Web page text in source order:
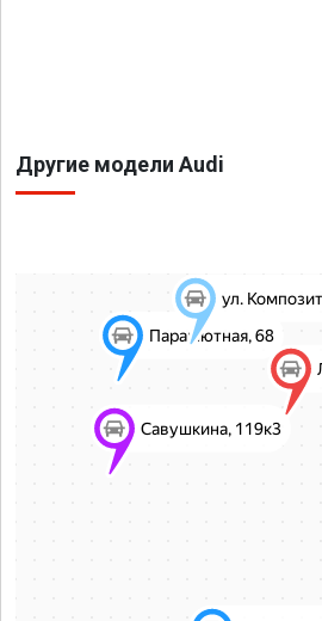
Другие модели Audi